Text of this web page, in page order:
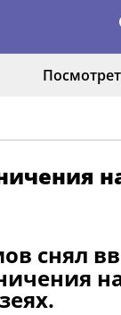
снял